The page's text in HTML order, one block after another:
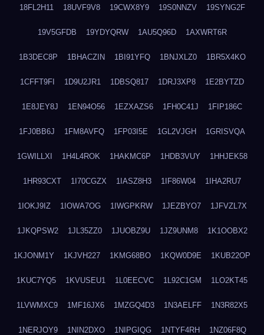
18FL2H11 18UVF9V8 19CWX8Y9 19S0NNZV 19SYNG2F
19V5GFDB 19YDYQRW 1AU5Q96D 1AXWRT6R
1B3DEC8P 1BHACZIN 1BI91YFQ 1BNJXLZ0 1BR5X4KO
1CFFT9FI 1D9U2JR1 1DBSQ817 1DRJ3XP8 1E2BYTZD
1E8JEY8J 1EN94O56 1EZXAZS6 1FH0C41J 1FIP186C
1FJ0BB6J 1FM8AVFQ 1FP03I5E 1GL2VJGH 1GRISVQA
1GWILLXI 1H4L4ROK 1HAKMC6P 1HDB3VUY 1HHJEK58
1HR93CXT 1I70CGZX 1IASZ8H3 1IF86W04 1IHA2RU7
1IOKJ9IZ 1IOWA7OG 1IWGPKRW 1JEZBYO7 1JFVZL7X
1JKQPSW2 1JL35ZZ0 1JUOBZ9U 1JZ9UNM8 1K1OOBX2
1KJONM1Y 1KJVH227 1KMG68BO 1KQW0D9E 1KUB22OP
1KUC7YQ5 1KVUSEU1 1L0EECVC 1L92C1GM 1LO2KT45
1LVWMXC9 1MF16JX6 1MZGQ4D3 1N3AELFF 1N3R82X5
1NERJOY9 1NIN2DXO 1NIPGIQG 1NTYF4RH 1NZ06F8Q